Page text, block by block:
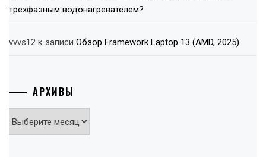
трехфазным водонагревателем?
vvvs12 к записи Обзор Framework Laptop 13 (AMD, 2025)
АРХИВЫ
Архивы